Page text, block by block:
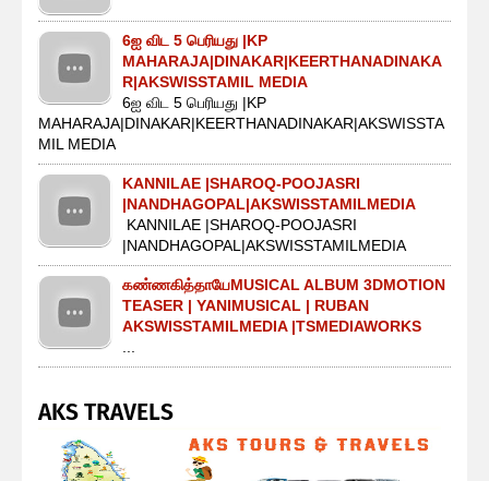
6ஐ விட 5 பெரியது |KP
MAHARAJA|DINAKAR|KEERTHANADINAKA
R|AKSWISSTAMIL MEDIA
6ஐ விட 5 பெரியது |KP
MAHARAJA|DINAKAR|KEERTHANADINAKAR|AKSWISSTA
MIL MEDIA
KANNILAE |SHAROQ-POOJASRI
|NANDHAGOPAL|AKSWISSTAMILMEDIA
KANNILAE |SHAROQ-POOJASRI
|NANDHAGOPAL|AKSWISSTAMILMEDIA
கண்ணகித்தாயேMUSICAL ALBUM 3DMOTION
TEASER | YANIMUSICAL | RUBAN
AKSWISSTAMILMEDIA |TSMEDIAWORKS
AKS TRAVELS